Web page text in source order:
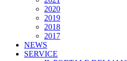
2020
2019
2018
2017
NEWS
SERVICE